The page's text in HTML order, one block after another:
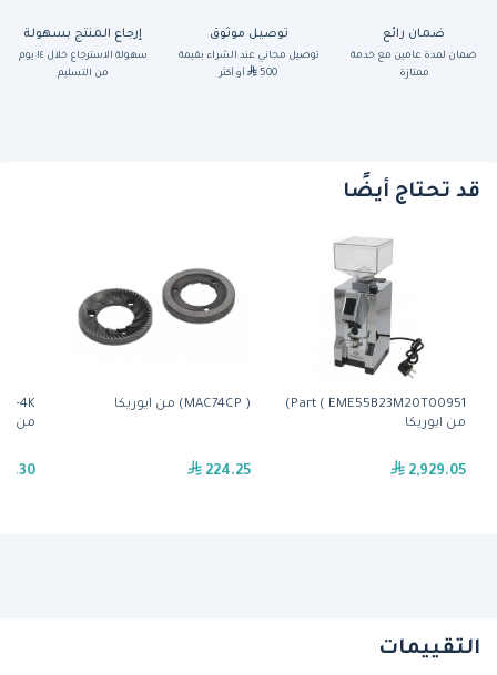
ضمان رائع
ضمان لمدة عامين مع خدمة
ممتازة
توصيل موثوق
توصيل مجاني عند الشراء بقيمة
500
أو أكثر
إرجاع المنتج بسهولة
سهولة الاسترجاع خلال ١٤ يوم
من التسليم
قد تحتاج أيضًا
Part ( EME55B23M20T00951)
من ايوريكا
2,929.05
( MAC74CP) من ايوريكا
224.25
من
التقييمات